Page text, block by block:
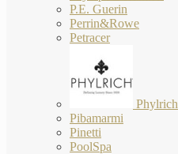
P.E. Guerin
Perrin&Rowe
Petracer
Phylrich
Pibamarmi
Pinetti
PoolSpa